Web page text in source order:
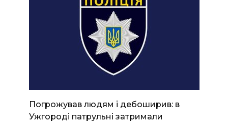
Погрожував людям і дебоширив: в
Ужгороді патрульні затримали